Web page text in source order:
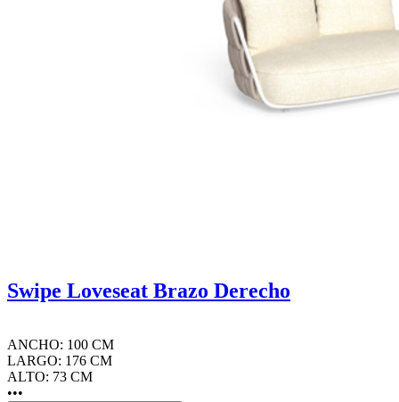
Swipe Loveseat Brazo Derecho
ANCHO: 100 CM
LARGO: 176 CM
ALTO: 73 CM
•••